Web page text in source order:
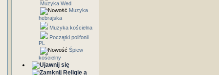
Muzyka Wed
Muzyka
hebrajska
Muzyka kościelna
Początki polifonii
PL
Śpiew
kościelny
Religie a